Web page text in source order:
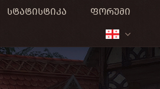
სტატისტიკა
ფორუმი